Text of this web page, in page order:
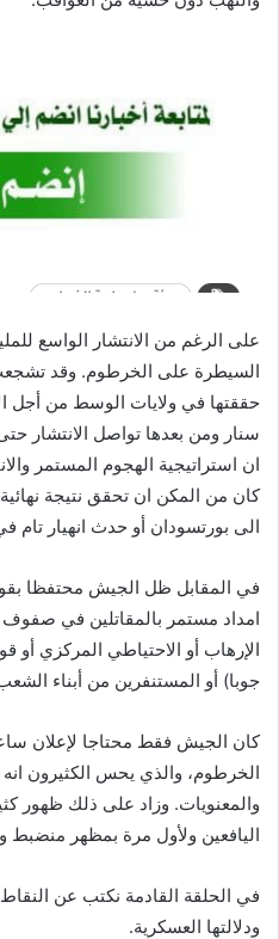
على الرغم من الانتشار الواسع
السيطرة على الخرطوم. وقد تشجعت
حققتها في ولايات الوسط من أجل
سنار ومن بعدها تواصل الانتشار
ان استراتيجية الهجوم المستمر
كان من المكن ان تحقق نتيجة
الى بورتسودان أو حدث انهيار تام
في المقابل ظل الجيش محتفظا
امداد مستمر بالمقاتلين في
الإرهاب أو الاحتياطي المركزي
جوبا) أو المستنفرين من أبناء
كان الجيش فقط محتاجا لإعلان
الخرطوم، والذي يحس الكثيرون انه
والمعنويات. وزاد على ذلك ظهور
اليافعين ولأول مرة بمظهر
في الحلقة القادمة نكتب عن
ودلالتها العسكرية.